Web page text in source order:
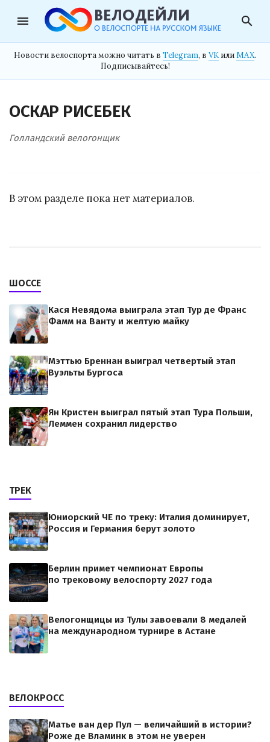
menu search
Новости велоспорта можно читать в Telegram, в VK илиMAX.
Подписывайтесь!
ОСКАР РИСЕБЕК
Голландский велогонщик
В этом разделе пока нет материалов.
ШОССЕ
Кася Невядома выиграла этап Тур де Франс
Фамм на Ванту и желтую майку
Мэттью Бреннан выиграл четвертый этап
Вуэльты Бургоса
Ян Кристен выиграл пятый этап Тура Польши,
Леммен сохранил лидерство
ТРЕК
Юниорский ЧЕ по треку: Италия доминирует,
Россия и Германия берут золото
Берлин примет чемпионат Европы
по трековому велоспорту 2027 года
Велогонщицы из Тулы завоевали 8 медалей
на международном турнире в Астане
ВЕЛОКРОСС
Матье ван дер Пул — величайший в истории?
Роже де Вламинк в этом не уверен